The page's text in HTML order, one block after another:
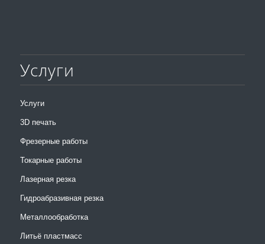
Услуги
Услуги
3D печать
Фрезерные работы
Токарные работы
Лазерная резка
Гидроабразивная резка
Металлообработка
Литьё пластмасс